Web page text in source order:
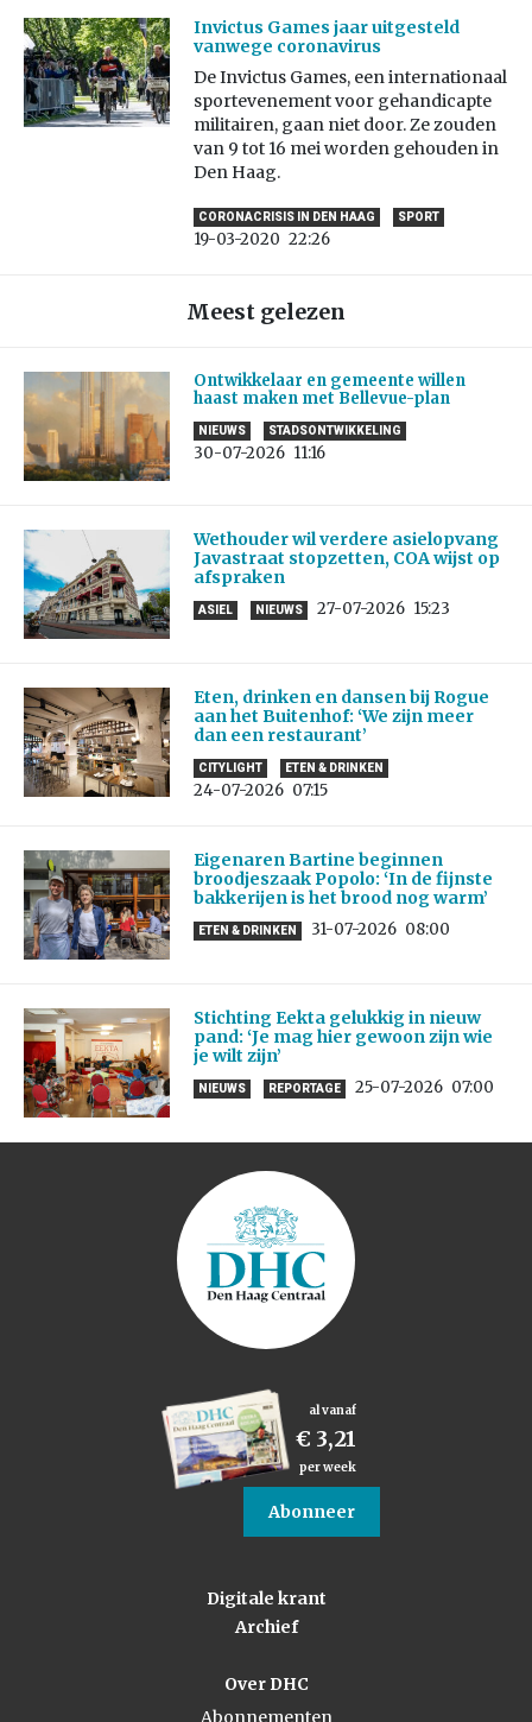
Invictus Games jaar uitgesteld
vanwege coronavirus
De Invictus Games, een internationaal
sportevenement voor gehandicapte
militairen, gaan niet door. Ze zouden
van 9 tot 16 mei worden gehouden in
Den Haag.
CORONACRISIS IN DEN HAAG SPORT
19-03-2020 22:26
Meest gelezen
Ontwikkelaar en gemeente willen
haast maken met Bellevue-plan
NIEUWS STADSONTWIKKELING
30-07-2026 11:16
Wethouder wil verdere asielopvang
Javastraat stopzetten, COA wijst op
afspraken
ASIEL NIEUWS 27-07-2026 15:23
Eten, drinken en dansen bij Rogue
aan het Buitenhof: ‘We zijn meer
dan een restaurant’
CITYLIGHT ETEN & DRINKEN
24-07-2026 07:15
Eigenaren Bartine beginnen
broodjeszaak Popolo: ‘In de fijnste
bakkerijen is het brood nog warm’
ETEN & DRINKEN 31-07-2026 08:00
Stichting Eekta gelukkig in nieuw
pand: ‘Je mag hier gewoon zijn wie
je wilt zijn’
NIEUWS REPORTAGE 25-07-2026 07:00
al vanaf
€ 3,21
per week
Abonneer
Digitale krant
Archief
Over DHC
Abonnementen